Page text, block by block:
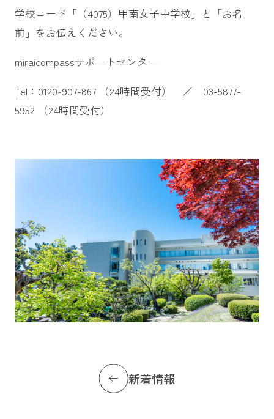
学校コード「（4075）甲南女子中学校」と「お名
前」をお伝えください。
miraicompassサポートセンター
Tel：0120-907-867 （24時間受付） ／ 03-5877-
5952 （24時間受付）
新着情報